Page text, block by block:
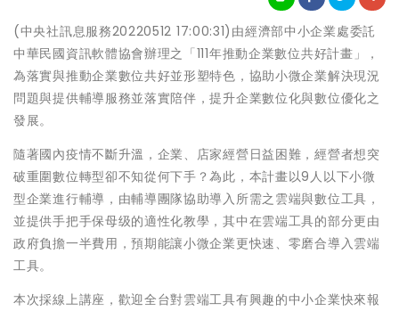
(中央社訊息服務20220512 17:00:31)由經濟部中小企業處委託
中華民國資訊軟體協會辦理之「111年推動企業數位共好計畫」，
為落實與推動企業數位共好並形塑特色，協助小微企業解決現況
問題與提供輔導服務並落實陪伴，提升企業數位化與數位優化之
發展。
隨著國內疫情不斷升溫，企業、店家經營日益困難，經營者想突
破重圍數位轉型卻不知從何下手？為此，本計畫以9人以下小微
型企業進行輔導，由輔導團隊協助導入所需之雲端與數位工具，
並提供手把手保母级的適性化教學，其中在雲端工具的部分更由
政府負擔一半費用，預期能讓小微企業更快速、零磨合導入雲端
工具。
本次採線上講座，歡迎全台對雲端工具有興趣的中小企業快來報